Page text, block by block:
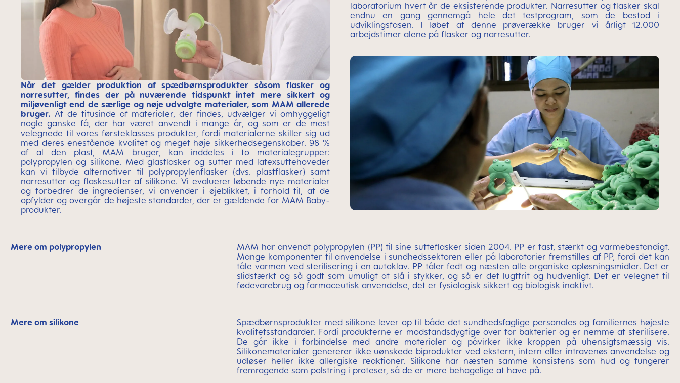
Når det gælder produktion af spædbørnsprodukter såsom flasker og
narresutter, findes der på nuværende tidspunkt intet mere sikkert og
miljøvenligt end de særlige og nøje udvalgte materialer, som MAM allerede
bruger. Af de titusinde af materialer, der findes, udvælger vi omhyggeligt
nogle ganske få, der har været anvendt i mange år, og som er de mest
velegnede til vores førsteklasses produkter, fordi materialerne skiller sig ud
med deres enestående kvalitet og meget høje sikkerhedsegenskaber. 98 %
af al den plast, MAM bruger, kan inddeles i to materialegrupper:
polypropylen og silikone. Med glasflasker og sutter med latexsuttehoveder
kan vi tilbyde alternativer til polypropylenflasker (dvs. plastflasker) samt
narresutter og flaskesutter af silikone. Vi evaluerer løbende nye materialer
og forbedrer de ingredienser, vi anvender i øjeblikket, i forhold til, at de
opfylder og overgår de højeste standarder, der er gældende for MAM Baby-
produkter.
laboratorium hvert år de eksisterende produkter. Narresutter og flasker skal
endnu en gang gennemgå hele det testprogram, som de bestod i
udviklingsfasen. I løbet af denne prøverække bruger vi årligt 12.000
arbejdstimer alene på flasker og narresutter.
Mere om polypropylen
MAM har anvendt polypropylen (PP) til sine sutteflasker siden 2004. PP er fast, stærkt og varmebestandigt.
Mange komponenter til anvendelse i sundhedssektoren eller på laboratorier fremstilles af PP, fordi det kan
tåle varmen ved sterilisering i en autoklav. PP tåler fedt og næsten alle organiske opløsningsmidler. Det er
slidstærkt og så godt som umuligt at slå i stykker, og så er det lugtfrit og hudvenligt. Det er velegnet til
fødevarebrug og farmaceutisk anvendelse, det er fysiologisk sikkert og biologisk inaktivt.
Mere om silikone
Spædbørnsprodukter med silikone lever op til både det sundhedsfaglige personales og familiernes højeste
kvalitetsstandarder. Fordi produkterne er modstandsdygtige over for bakterier og er nemme at sterilisere.
De går ikke i forbindelse med andre materialer og påvirker ikke kroppen på uhensigtsmæssig vis.
Silikonematerialer genererer ikke uønskede biprodukter ved ekstern, intern eller intravenøs anvendelse og
udløser heller ikke allergiske reaktioner. Silikone har næsten samme konsistens som hud og fungerer
fremragende som polstring i proteser, så de er mere behagelige at have på.